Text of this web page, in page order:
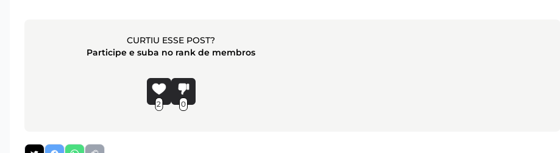
CURTIU ESSE POST?
Participe e suba no rank de membros
2 0